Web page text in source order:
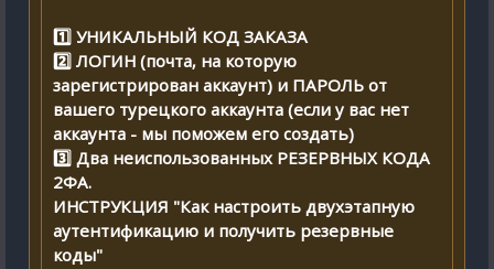
1️⃣ УНИКАЛЬНЫЙ КОД ЗАКАЗА
2️⃣ ЛОГИН (почта, на которую
зарегистрирован аккаунт) и ПАРОЛЬ от
вашего турецкого аккаунта (если у вас нет
аккаунта - мы поможем его создать)
3️⃣ Два неиспользованных РЕЗЕРВНЫХ КОДА
2ФА.
ИНСТРУКЦИЯ "Как настроить двухэтапную
аутентификацию и получить резервные
коды"